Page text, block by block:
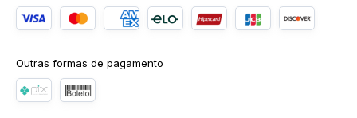
Outras formas de pagamento